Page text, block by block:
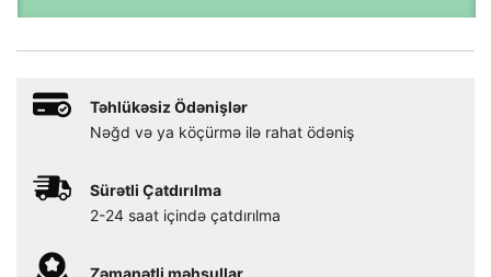
Təhlükəsiz Ödənişlər
Nəğd və ya köçürmə ilə rahat ödəniş
Sürətli Çatdırılma
2-24 saat içində çatdırılma
Zəmanətli məhsullar